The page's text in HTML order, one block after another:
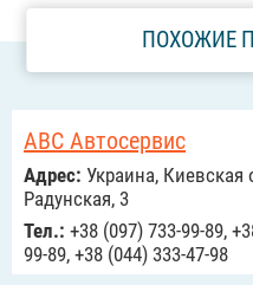
ПОХОЖИЕ
АВС Автосервис
Адрес: Украина, Киевская
Радунская, 3
Тел.: +38 (097) 733-99-89,
99-89, +38 (044) 333-47-98